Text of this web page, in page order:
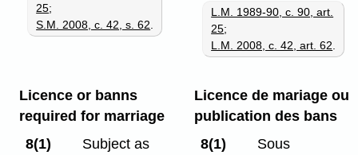
25;
S.M. 2008, c. 42, s. 62
L.M. 1989-90, c. 90, art.
25;
L.M. 2008, c. 42, art. 62
Licence or banns
required for marriage
8(1)
Subject as
Licence de mariage ou
publication des bans
8(1)
Sous